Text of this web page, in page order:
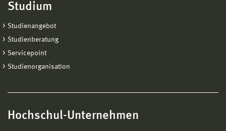
Studium
Studienangebot
Studienberatung
Servicepoint
Studienorganisation
Hochschul-Unternehmen